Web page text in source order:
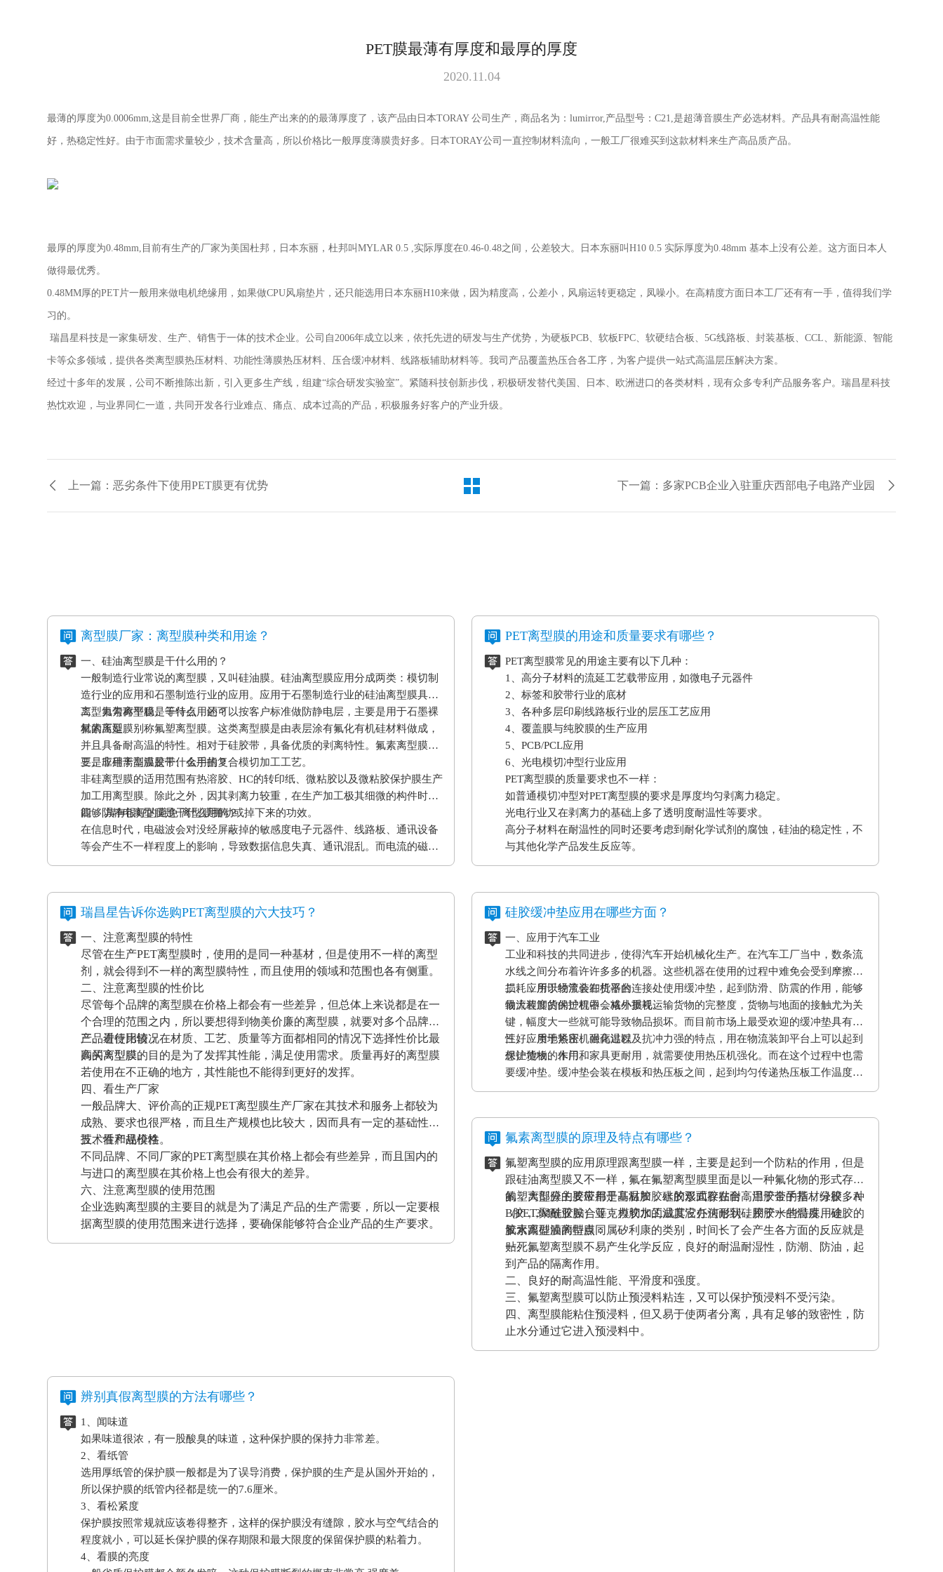
PET膜最薄有厚度和最厚的厚度
2020.11.04
最薄的厚度为0.0006mm,这是目前全世界厂商，能生产出来的的最薄厚度了，该产品由日本TORAY公司生产，商品名为：lumirror,产品型号：C21,是超薄音膜生产必选材料。产品具有耐高温性能
好，热稳定性好。由于市面需求量较少，技术含量高，所以价格比一般厚度薄膜贵好多。日本TORAY公司一直控制材料流向，一般工厂很难买到这款材料来生产高品质产品。
最厚的厚度为0.48mm, 目前有生产的厂家为美国杜邦，日本东丽，杜邦叫MYLAR 0.5 , 实际厚度在0.46-0.48之间，公差较大。日本东丽叫H10 0.5 实际厚度为0.48mm基本上没有公差。这方面日本人
做得最优秀。
0.48MM 厚的PET 片一般用来做电机绝缘用，如果做CPU 风扇垫片，还只能选用日本东丽H10来做，因为精度高，公差小，风扇运转更稳定，凤噪小。在高精度方面日本工厂还有有一手，值得我们学
习的。
瑞昌星科技是一家集研发、生产、销售于一体的技术企业。公司自 2006年成立以来，依托先进的研发与生产优势，为硬板PCB 、软板FPC 、软硬结合板、5G线路板、封装基板、CCL 、新能源、智能
卡等众多领域，提供各类离型膜热压材料、功能性薄膜热压材料、压合缓冲材料、线路板辅助材料等。我司产品覆盖热压合各工序，为客户提供一站式高温层压解决方案。
经过十多年的发展，公司不断推陈出新，引入更多生产线，组建“综合研发实验室”。紧随科技创新步伐，积极研发替代美国、日本、欧洲进口的各类材料，现有众多专利产品服务客户。瑞昌星科技
热忱欢迎，与业界同仁一道，共同开发各行业难点、痛点、成本过高的产品，积极服务好客户的产业升级。
上一篇：恶劣条件下使用PET膜更有优势 下一篇：多家PCB企业入驻重庆西部电子电路产业园
离型膜厂家：离型膜种类和用途？
一、硅油离型膜是干什么用的？
一般制造行业常说的离型膜，又叫硅油膜。硅油离型膜应用分成两类：模切制
造行业的应用和石墨制造行业的应用。应用于石墨制造行业的硅油离型膜具备
离型力匀称平稳、等特点，还可以按客户标准做防静电层，主要是用于石墨裸
材的压延。
二、氟素离型膜是干什么用的？
氟素离型膜别称氟塑离型膜。这类离型膜是由表层涂有氟化有机硅材料做成，
并且具备耐高温的特性。相对于硅胶带，具备优质的剥离特性。氟素离型膜主
要是应用于高温胶带、金手指复合模切加工工艺。
三、非硅离型膜是干什么用的？
非硅离型膜的适用范围有热溶胶、HC的转印纸、微粘胶以及微粘胶保护膜生产
加工用离型膜。除此之外，因其剥离力较重，在生产加工极其细微的构件时，
能够 具有很好的避免 离型膜挪动或掉下来的功效。
四、防静电离型膜是干什么用的？
在信息时代，电磁波会对没经屏蔽掉的敏感度电子元器件、线路板、通讯设备
等会产生不一样程度上的影响，导致数据信息失真、通讯混乱。而电流的磁效
应和磨擦产生的静电感应对各种各样敏感元件、仪表设备、一些化工原材料
PET离型膜的用途和质量要求有哪些？
PET离型膜常见的用途主要有以下几种：
1、高分子材料的流延工艺载带应用，如微电子元器件
2、标签和胶带行业的底材
3、各种多层印刷线路板行业的层压工艺应用
4、覆盖膜与纯胶膜的生产应用
5、PCB/PCL应用
6、光电模切冲型行业应用
PET离型膜的质量要求也不一样：
如普通模切冲型对PET离型膜的要求是厚度均匀剥离力稳定。
光电行业又在剥离力的基础上多了透明度耐温性等要求。
高分子材料在耐温性的同时还要考虑到耐化学试剂的腐蚀，硅油的稳定性，不
与其他化学产品发生反应等。
瑞昌星告诉你选购PET离型膜的六大技巧？
一、注意离型膜的特性
尽管在生产PET离型膜时，使用的是同一种基材，但是使用不一样的离型
剂，就会得到不一样的离型膜特性，而且使用的领域和范围也各有侧重。
二、注意离型膜的性价比
尽管每个品牌的离型膜在价格上都会有一些差异，但总体上来说都是在一
个合理的范围之内，所以要想得到物美价廉的离型膜，就要对多个品牌的
产品进行比较，在材质、工艺、质量等方面都相同的情况下选择性价比最
高的离型膜。
三、看使用情况
购买离型膜的目的是为了发挥其性能，满足使用需求。质量再好的离型膜
若使用在不正确的地方，其性能也不能得到更好的发挥。
四、看生产厂家
一般品牌大、评价高的正规PET离型膜生产厂家在其技术和服务上都较为
成熟、要求也很严格，而且生产规模也比较大，因而具有一定的基础性、
技术性和规模性。
五、看产品价格
不同品牌、不同厂家的PET离型膜在其价格上都会有些差异，而且国内的
与进口的离型膜在其价格上也会有很大的差异。
六、注意离型膜的使用范围
企业选购离型膜的主要目的就是为了满足产品的生产需要，所以一定要根
据离型膜的使用范围来进行选择，要确保能够符合企业产品的生产要求。
硅胶缓冲垫应用在哪些方面？
一、应用于汽车工业
工业和科技的共同进步，使得汽车开始机械化生产。在汽车工厂当中，数条流
水线之间分布着许许多多的机器。这些机器在使用的过程中难免会受到摩擦和
损耗，所以经常会在机器的连接处使用缓冲垫，起到防滑、防震的作用，能够
最大程度的保护机器，减小损耗。
二、应用于物流装卸货平台
物流装卸货的过程中会格外重视运输货物的完整度，货物与地面的接触尤为关
键，幅度大一些就可能导致物品损坏。而目前市场上最受欢迎的缓冲垫具有弹
性好、质地紧密、耐高温以及抗冲力强的特点，用在物流装卸平台上可以起到
保护货物的作用。
三、应用于热压机强化过程
想让地板、木门和家具更耐用，就需要使用热压机强化。而在这个过程中也需
要缓冲垫。缓冲垫会装在模板和热压板之间，起到均匀传递热压板工作温度和
工作压力的作用。而且使用缓冲垫还可以使纸贴面和基板更加密致的粘合，最
氟素离型膜的原理及特点有哪些？
氟塑离型膜的应用原理跟离型膜一样，主要是起到一个防粘的作用，但是
跟硅油离型膜又不一样，氟在氟塑离型膜里面是以一种氟化物的形式存在
的，大部分的胶带都是基材加胶水的形式存在耐高温胶带的基材分很多种
（PET,聚酰亚胺）亚克力胶水的温度没办法耐到硅胶胶水的温度、硅胶的
胶水跟硅油离型膜同属矽利康的类别，时间长了会产生各方面的反应就是
贴死。
氟塑离型膜主要应用于高温胶，硅胶双面胶贴合；用于金手指，绿胶，A
B胶，3M硅胶贴合等；模切加工成其它任何形状，用于一些特殊用途。
氟素离型膜的特点：
一、氟塑离型膜不易产生化学反应，良好的耐温耐湿性，防潮、防油，起
到产品的隔离作用。
二、良好的耐高温性能、平滑度和强度。
三、氟塑离型膜可以防止预浸料粘连，又可以保护预浸料不受污染。
四、离型膜能粘住预浸料，但又易于使两者分离，具有足够的致密性，防
止水分通过它进入预浸料中。
辨别真假离型膜的方法有哪些？
1、闻味道
如果味道很浓，有一股酸臭的味道，这种保护膜的保持力非常差。
2、看纸管
选用厚纸管的保护膜一般都是为了误导消费，保护膜的生产是从国外开始的，
所以保护膜的纸管内径都是统一的7.6厘米。
3、看松紧度
保护膜按照常规就应该卷得整齐，这样的保护膜没有缝隙，胶水与空气结合的
程度就小，可以延长保护膜的保存期限和最大限度的保留保护膜的粘着力。
4、看膜的亮度